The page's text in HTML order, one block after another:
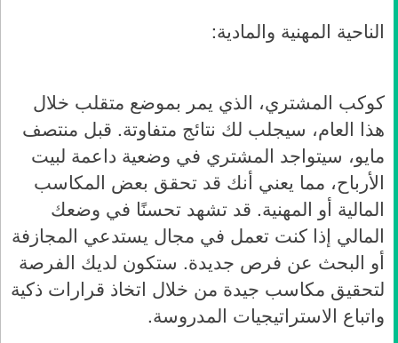
الناحية المهنية والمادية:
كوكب المشتري، الذي يمر بموضع متقلب خلال
هذا العام، سيجلب لك نتائج متفاوتة. قبل منتصف
مايو، سيتواجد المشتري في وضعية داعمة لبيت
الأرباح، مما يعني أنك قد تحقق بعض المكاسب
المالية أو المهنية. قد تشهد تحسنًا في وضعك
المالي إذا كنت تعمل في مجال يستدعي المجازفة
أو البحث عن فرص جديدة. ستكون لديك الفرصة
لتحقيق مكاسب جيدة من خلال اتخاذ قرارات ذكية
واتباع الاستراتيجيات المدروسة.